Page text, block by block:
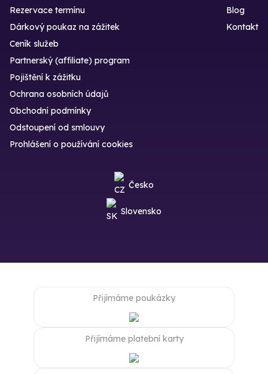
Rezervace termínu
Dárkový poukaz na zážitek
Blog
Kontakt
Ceník služeb
Partnerský (affiliate) program
Pojištění k zážitku
Ochrana osobních údajů
Obchodní podmínky
Odstoupení od smlouvy
Prohlášení o používání cookies
Česko
Slovensko
Přijímáme poukázky
Přijímáme platební karty